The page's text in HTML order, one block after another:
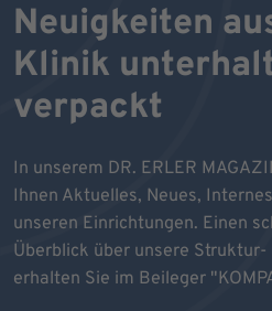
Neuigkeiten
Klinik
verpackt
In unserem DR. ERLER
Ihnen Aktuelles, Neues,
unseren Einrichtungen. Einen
Überblick über unsere
erhalten Sie im Beileger